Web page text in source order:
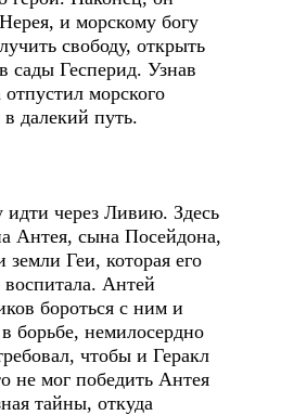
и морскому богу
свободу, открыть
сады Гесперид. Узнав
морского
далекий путь.
через Ливию. Здесь
Антея, сына Посейдона,
Геи, которая его
Антей
бороться с ним и
борьбе, немилосердно
чтобы и Геракл
не мог победить Антея
тайны, откуда